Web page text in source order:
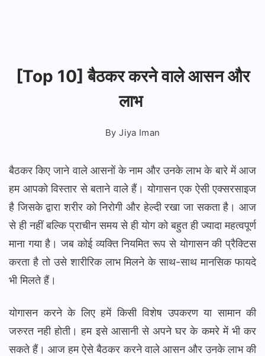
[Top 10] बैठकर करने वाले आसन और
लाभ
By Jiya Iman
बैठकर किए जाने वाले आसनों के नाम और उनके लाभ के बारे में आज
हम आपको विस्तार से बताने वाले हैं। योगासन एक ऐसी एक्सरसाइज
है जिसके द्वारा शरीर को निरोगी और हेल्दी रखा जा सकता है। आज
से ही नहीं बल्कि प्राचीन समय से ही योग को बहुत ही ज्यादा महत्वपूर्ण
माना गया है। जब कोई व्यक्ति नियमित रूप से योगासन की प्रैक्टिस
करता है तो उसे शारीरिक लाभ मिलने के साथ-साथ मानसिक फायदे
भी मिलते हैं।
योगासन करने के लिए हमें किसी विशेष उपकरण या सामान की
जरुरत नही होती। हम इसे आसानी से अपने घर के कमरे में भी कर
सकते हैं। आज हम ऐसे बैठकर करने वाले आसन और उनके लाभ की